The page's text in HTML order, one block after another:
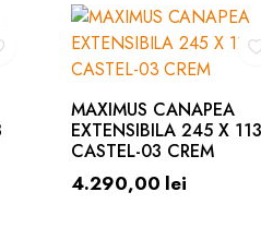
MAXIMUS CANAPEA
EXTENSIBILA 245 X 113
CASTEL-03 CREM
4.290,00 lei